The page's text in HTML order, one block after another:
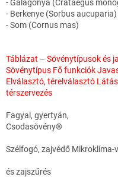
- Galagonya (Crataegus
- Berkenye (Sorbus aucuparia)
- Som (Cornus mas)
Táblázat – Sövénytípusok és
Sövénytípus Fő funkciók
Elválasztó, térelválasztó
térszervezés
Fagyal, gyertyán,
Csodasövény®
Szélfogó, zajvédő Mikroklíma-
és zajszűrés